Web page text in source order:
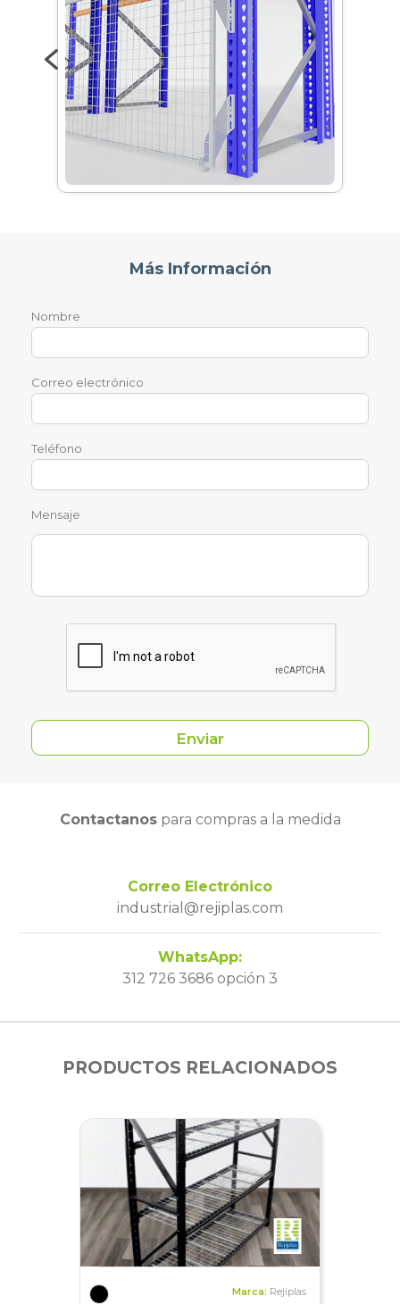
Más Información
Nombre
Correo electrónico
Teléfono
Mensaje
Contactanospara compras a la medida
Correo Electrónico
industrial@rejiplas.com
WhatsApp:
312 726 3686 opción 3
PRODUCTOS RELACIONADOS
Marca: Rejiplas